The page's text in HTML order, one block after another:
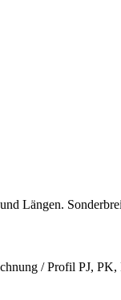
Längen.
/ Profil PJ,